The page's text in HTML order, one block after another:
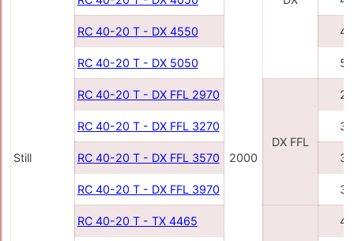
Still 2000
RC 40-20 T - DX 4550
RC 40-20 T - DX 5050
RC 40-20 T - DX FFL 2970
DX FFL
RC 40-20 T - DX FFL 3270
RC 40-20 T - DX FFL 3570
RC 40-20 T - DX FFL 3970
RC 40-20 T - TX 4465